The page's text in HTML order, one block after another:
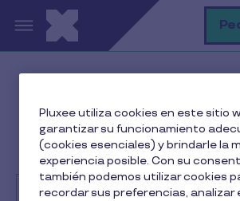
Pasar al contenido principal
Administrar mi cuenta Pluxee
¿Cómo invitar a nuevos usuarios para
plataforma Cobee by Pluxee?
Pluxee utiliza cookies en este sitio
garantizar su funcionamiento
(cookies esenciales) y brindarle la
experiencia posible. Con su
también podemos utilizar cookies
recordar sus preferencias, analizar